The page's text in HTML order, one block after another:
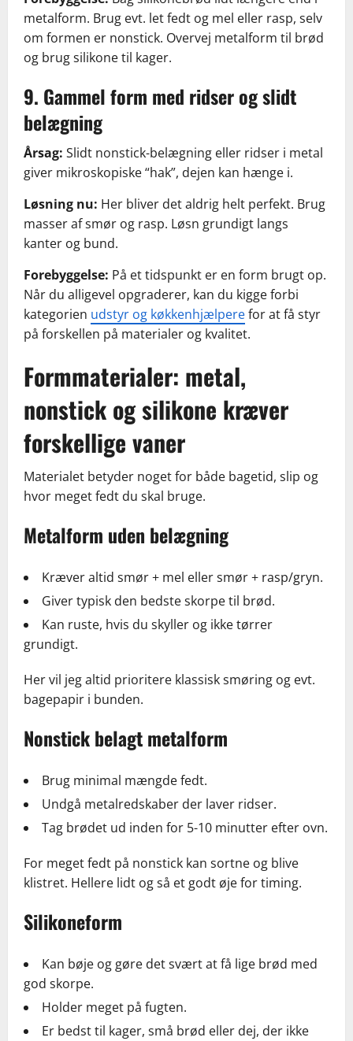
metalform. Brug evt. let fedt og mel eller rasp, selv
om formen er nonstick. Overvej metalform til brød
og brug silikone til kager.
9. Gammel form med ridser og slidt
belægning
Årsag: Slidt nonstick-belægning eller ridser i metal
giver mikroskopiske “hak”, dejen kan hænge i.
Løsning nu: Her bliver det aldrig helt perfekt. Brug
masser af smør og rasp. Løsn grundigt langs
kanter og bund.
Forebyggelse: På et tidspunkt er en form brugt op.
Når du alligevel opgraderer, kan du kigge forbi
kategorien udstyr og køkkenhjælperefor at få styr
på forskellen på materialer og kvalitet.
Formmaterialer: metal,
nonstick og silikone kræver
forskellige vaner
Materialet betyder noget for både bagetid, slip og
hvor meget fedt du skal bruge.
Metalform uden belægning
Kræver altid smør + mel eller smør + rasp/gryn.
Giver typisk den bedste skorpe til brød.
Kan ruste, hvis du skyller og ikke tørrer
grundigt.
Her vil jeg altid prioritere klassisk smøring og evt.
bagepapir i bunden.
Nonstick belagt metalform
Brug minimal mængde fedt.
Undgå metalredskaber der laver ridser.
Tag brødet ud inden for 5-10 minutter efter ovn.
For meget fedt på nonstick kan sortne og blive
klistret. Hellere lidt og så et godt øje for timing.
Silikoneform
Kan bøje og gøre det svært at få lige brød med
god skorpe.
Holder meget på fugten.
Er bedst til kager, små brød eller dej, der ikke